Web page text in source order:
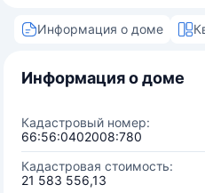
Информация о доме
Информация о доме
Кадастровый номер:
66:56:0402008:780
Кадастровая стоимость:
21 583 556,13